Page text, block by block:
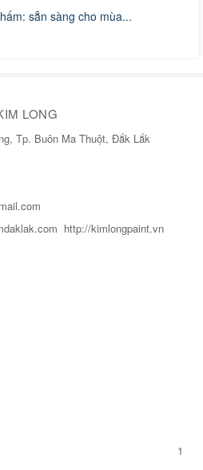
sẵn sàng cho mùa...
LONG
Tp. Buôn Ma Thuột, Đắk Lắk
http://kimlongpaint.vn
1